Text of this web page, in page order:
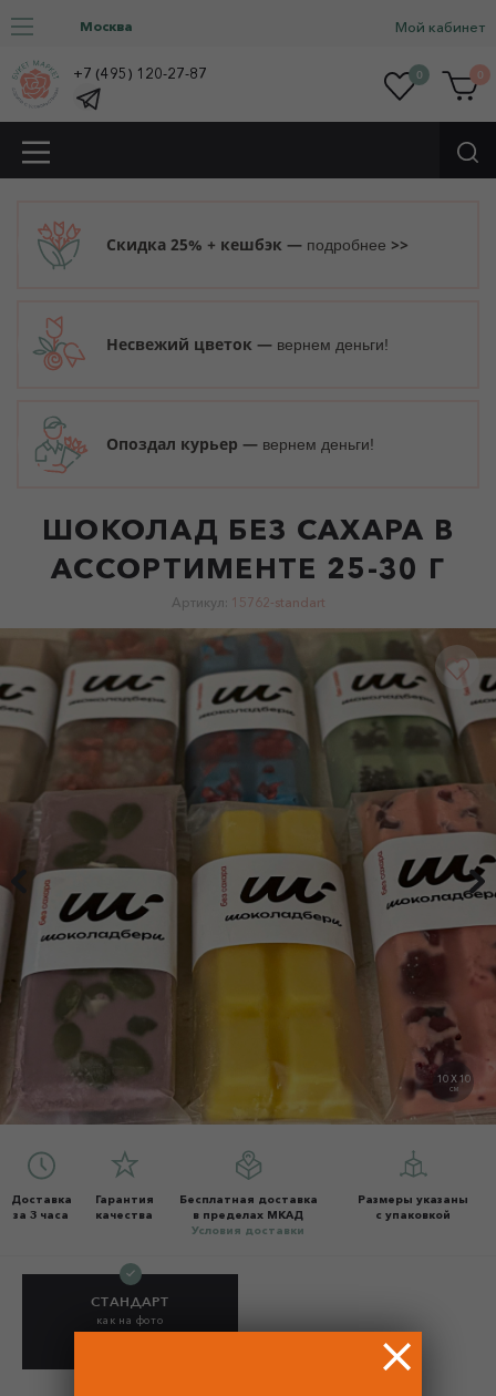
Москва Мой кабинет
+7 (495) 120-27-87 0 0
Скидка 25% + кешбэк — подробнее >>
Несвежий цветок — вернем деньги!
Опоздал курьер — вернем деньги!
ШОКОЛАД БЕЗ САХАРА В
АССОРТИМЕНТЕ 25-30 Г
Артикул: 15762-standart
10 X 10
СМ
Доставка
за 3 часа
Гарантия
качества
Бесплатная доставка
в пределах МКАД
Условия доставки
Размеры указаны
с упаковкой
СТАНДАРТ
как на фото